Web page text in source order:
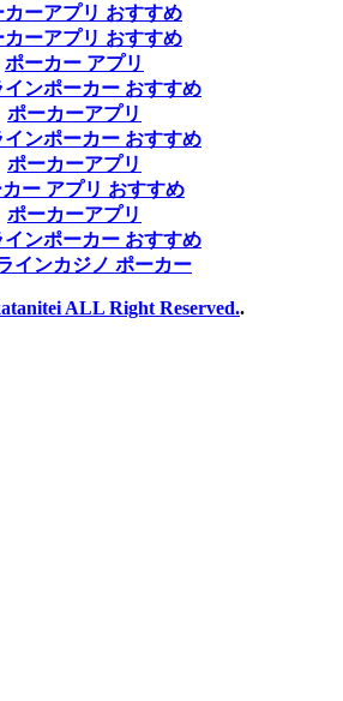
カーアプリ おすすめ
カーアプリ おすすめ
ポーカー アプリ
インポーカー おすすめ
ポーカーアプリ
インポーカー おすすめ
ポーカーアプリ
ー アプリ おすすめ
ポーカーアプリ
インポーカー おすすめ
インカジノ ポーカー
ALL Right Reserved..